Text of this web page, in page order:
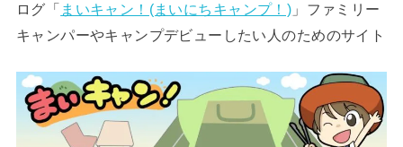
ログ「 まいキャン！(まいにちキャンプ！) 」ファミリー
キャンパーやキャンプデビューしたい人のためのサイト